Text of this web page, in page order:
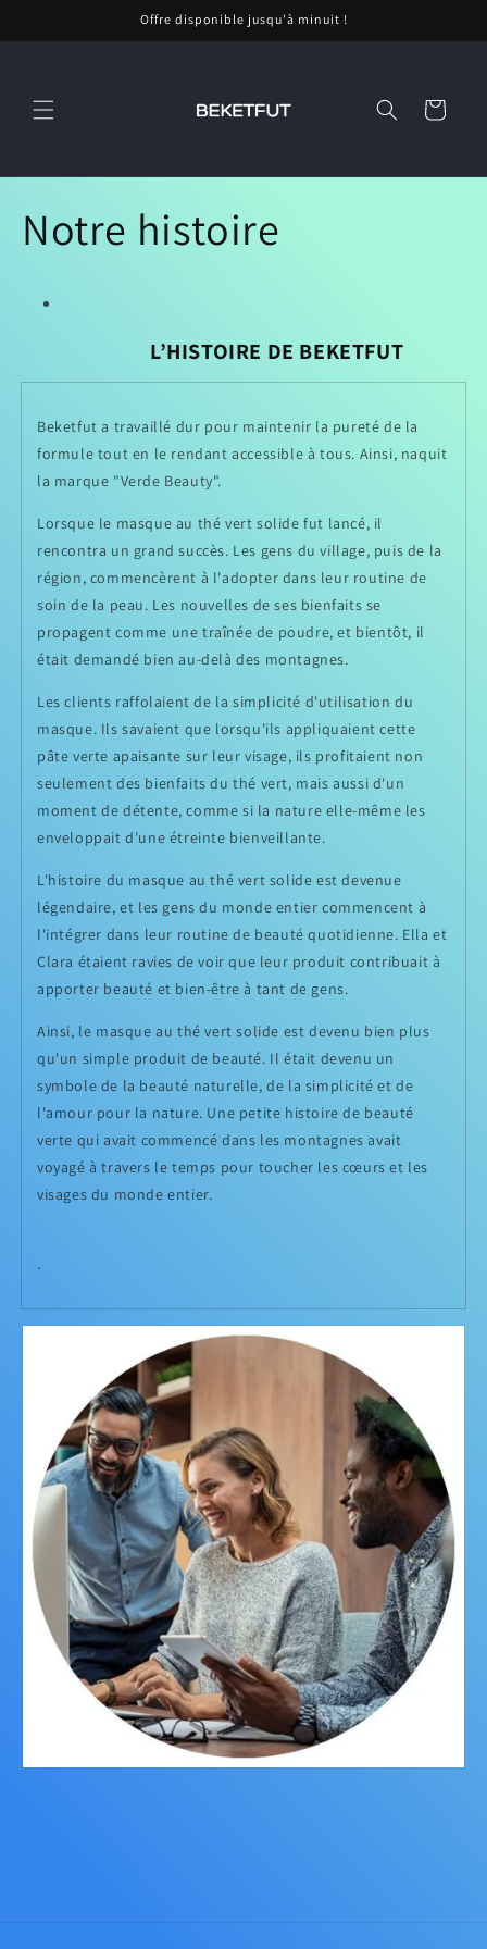
au
Offre disponible jusqu'à minuit !
Panier
Notre histoire
L’HISTOIRE DE BEKETFUT
Beketfut a travaillé dur pour maintenir la pureté de la
formule tout en le rendant accessible à tous. Ainsi, naquit
la marque "Verde Beauty".
Lorsque le masque au thé vert solide fut lancé, il
rencontra un grand succès. Les gens du village, puis de la
région, commencèrent à l'adopter dans leur routine de
soin de la peau. Les nouvelles de ses bienfaits se
propagent comme une traînée de poudre, et bientôt, il
était demandé bien au-delà des montagnes.
Les clients raffolaient de la simplicité d'utilisation du
masque. Ils savaient que lorsqu'ils appliquaient cette
pâte verte apaisante sur leur visage, ils profitaient non
seulement des bienfaits du thé vert, mais aussi d'un
moment de détente, comme si la nature elle-même les
enveloppait d'une étreinte bienveillante.
L'histoire du masque au thé vert solide est devenue
légendaire, et les gens du monde entier commencent à
l'intégrer dans leur routine de beauté quotidienne. Ella et
Clara étaient ravies de voir que leur produit contribuait à
apporter beauté et bien-être à tant de gens.
Ainsi, le masque au thé vert solide est devenu bien plus
qu'un simple produit de beauté. Il était devenu un
symbole de la beauté naturelle, de la simplicité et de
l'amour pour la nature. Une petite histoire de beauté
verte qui avait commencé dans les montagnes avait
voyagé à travers le temps pour toucher les cœurs et les
visages du monde entier.
.